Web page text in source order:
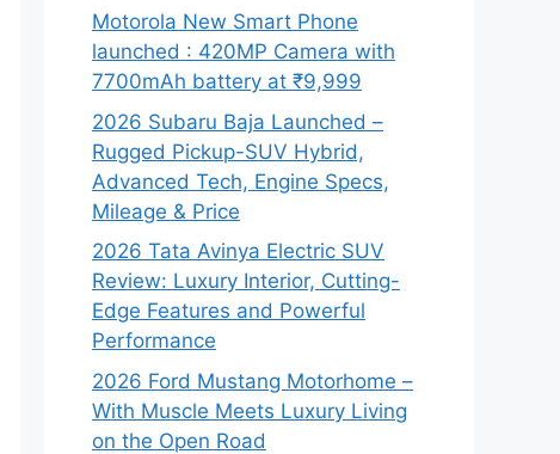
Motorola New Smart Phone
launched : 420MP Camera with
7700mAh battery at ₹9,999
2026 Subaru Baja Launched –
Rugged Pickup-SUV Hybrid,
Advanced Tech, Engine Specs,
Mileage & Price
2026 Tata Avinya Electric SUV
Review: Luxury Interior, Cutting-
Edge Features and Powerful
Performance
2026 Ford Mustang Motorhome –
With Muscle Meets Luxury Living
on the Open Road